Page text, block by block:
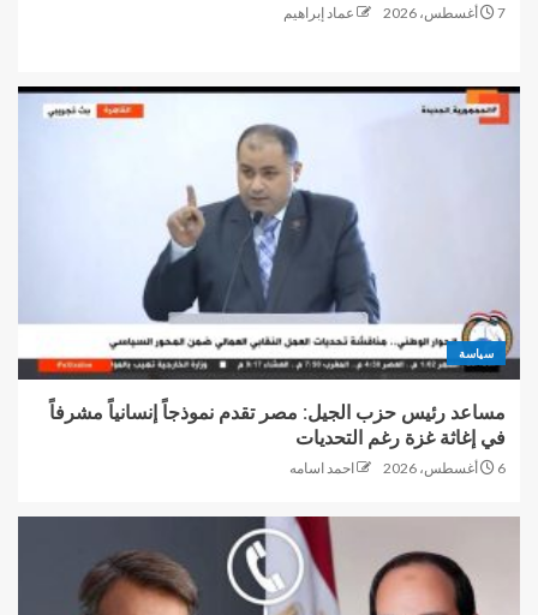
7 أغسطس، 2026 عماد إبراهيم
سياسة
مساعد رئيس حزب الجيل: مصر تقدم نموذجاً إنسانياً مشرفاً
في إغاثة غزة رغم التحديات
6 أغسطس، 2026 احمد اسامه